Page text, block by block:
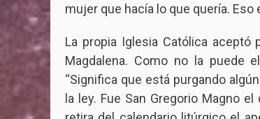
mujer que hacía lo que quería. Eso
La propia Iglesia Católica
Magdalena. Como no la puede
“Significa que está purgando
la ley. Fue San Gregorio Magno